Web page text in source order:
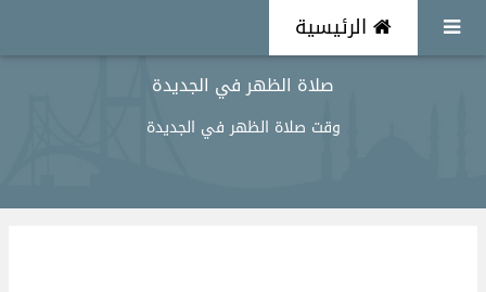
الرئيسية
صلاة الظهر في الجديدة
وقت صلاة الظهر في الجديدة